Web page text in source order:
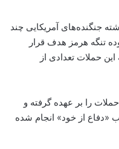
جنگنده‌های آمریکایی چند
تنگه هرمز هدف قرار
حملات تعدادی از
را بر عهده گرفته و
«دفاع از خود» انجام شده